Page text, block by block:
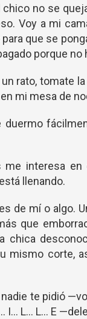
no se
Voy a mi
que se
porque no
rato, tomate
mi mesa de
interesa
llenando.
de mí o algo.
que
chica
mismo corte,
te pidió
I... L... L... E